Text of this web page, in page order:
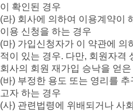
이 확인된 경우
(라) 회사에 의하여 이용계약이
이용 신청을 하는 경우
(마) 가입신청자가 이 약관에 의
적이 있는 경우. 다만, 회원자격
회사의 회원 재가입 승낙을 얻
(바) 부정한 용도 또는 영리를
고자 하는 경우
(사) 관련법령에 위배되거나 사